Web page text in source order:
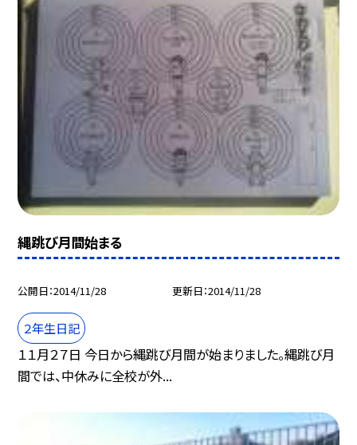
縄跳び月間始まる
公開日 2014/11/28 更新日 2014/11/28
２年生日記
１１月２７日 今日から縄跳び月間が始まりました。縄跳び月
間では、中休みに全校が外...